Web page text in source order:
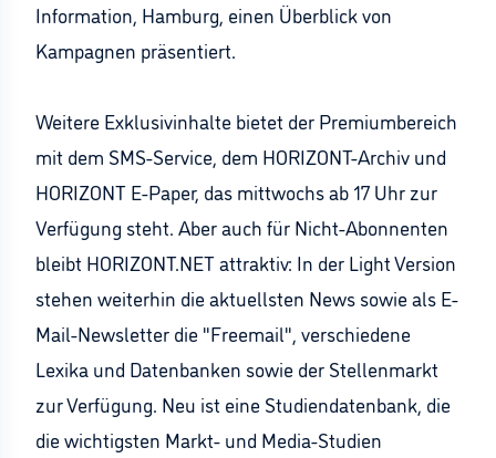
Information, Hamburg, einen Überblick von
Kampagnen präsentiert.
Weitere Exklusivinhalte bietet der Premiumbereich
mit dem SMS-Service, dem HORIZONT-Archiv und
HORIZONT E-Paper, das mittwochs ab 17 Uhr zur
Verfügung steht. Aber auch für Nicht-Abonnenten
bleibt HORIZONT.NET attraktiv: In der Light Version
stehen weiterhin die aktuellsten News sowie als E-
Mail-Newsletter die "Freemail", verschiedene
Lexika und Datenbanken sowie der Stellenmarkt
zur Verfügung. Neu ist eine Studiendatenbank, die
die wichtigsten Markt- und Media-Studien